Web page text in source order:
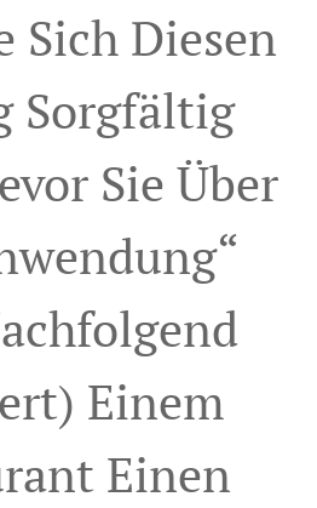
Sich Diesen
Sorgfältig
Sie Über
Einem
Einen